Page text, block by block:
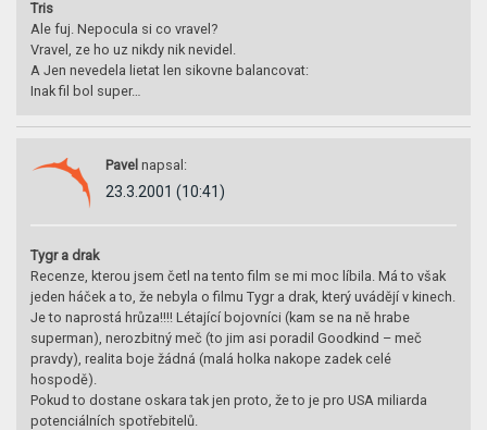
Tris
Ale fuj. Nepocula si co vravel?
Vravel, ze ho uz nikdy nik nevidel.
A Jen nevedela lietat len sikovne balancovat:
Inak fil bol super…
Pavel napsal:
23.3.2001 (10:41)
Tygr a drak
Recenze, kterou jsem četl na tento film se mi moc líbila. Má to však
jeden háček a to, že nebyla o filmu Tygr a drak, který uvádějí v kinech.
Je to naprostá hrůza!!!! Létající bojovníci (kam se na ně hrabe
superman), nerozbitný meč (to jim asi poradil Goodkind – meč
pravdy), realita boje žádná (malá holka nakope zadek celé
hospodě).
Pokud to dostane oskara tak jen proto, že to je pro USA miliarda
potenciálních spotřebitelů.